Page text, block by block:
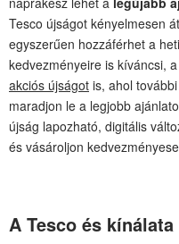
Tesco újságot kényelmesen
egyszerűen hozzáférhet a
kedvezményeire is kíváncsi,
akciós újságot is, ahol
maradjon le a legjobb
újság lapozható, digitális
és vásároljon
A Tesco és kínálata